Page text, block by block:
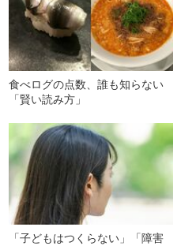
食べログの点数、誰も知らない
「賢い読み方」
「子どもはつくらない」「障害